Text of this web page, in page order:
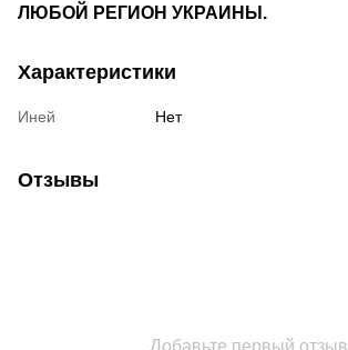
ЛЮБОЙ РЕГИОН УКРАИНЫ.
Характеристики
Иней Нет
Отзывы
Добавьте первый отзыв